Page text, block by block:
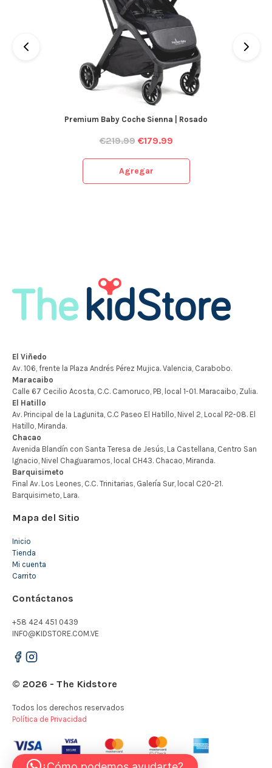
Premium Baby Coche Sienna | Rosado
€219.99 €179.99
Agregar
Mapa del Sitio
Inicio
Tienda
Mi cuenta
Carrito
Contáctanos
+58 424 451 0439
INFO@KIDSTORE.COM.VE
© 2026 - The Kidstore
Todos los derechos reservados
Política de Privacidad